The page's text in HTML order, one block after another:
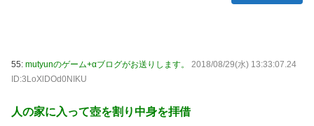
55: mutyunのゲーム+αブログがお送りします。
2018/08/29(水) 13:33:07.24
ID:3LoXlDOd0NIKU
人の家に入って壺を割り中身を拝借